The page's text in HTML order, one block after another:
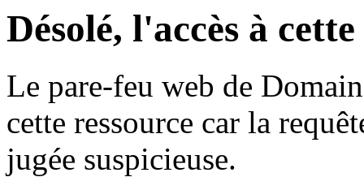
Désolé, l'accès à
Le pare-feu web de
cette ressource car la
jugée suspicieuse.